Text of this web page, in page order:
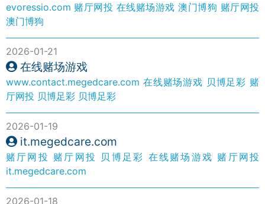
evoressio.com 赌厅网投 在线赌场游戏 澳门博狗 赌厅网投
澳门博狗
2026-01-21
在线赌场游戏
www.contact.megedcare.com 在线赌场游戏 贝博足彩 赌
厅网投 贝博足彩 贝博足彩
2026-01-19
it.megedcare.com
赌厅网投 赌厅网投 贝博足彩 在线赌场游戏 赌厅网投
it.megedcare.com
2026-01-18